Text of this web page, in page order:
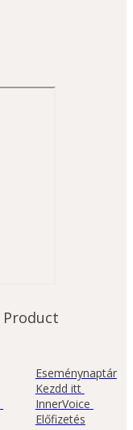
Product
Eseménynaptár
Kezdd itt
InnerVoice
Előfizetés